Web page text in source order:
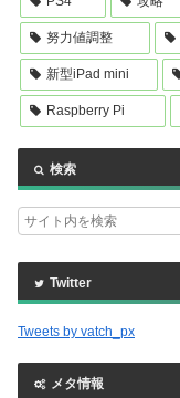
努力値調整
新型iPad mini
Raspberry Pi
検索
Twitter
Tweets by vatch_px
メタ情報